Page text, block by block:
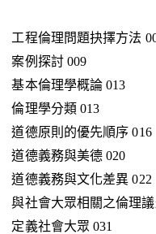
工程倫理問題抉擇方法
案例探討 009
基本倫理學概論 013
倫理學分類 013
道德原則的優先順序 016
道德義務與美德 020
道德義務與文化差異 022
與社會大眾相關之倫理議
定義社會大眾 031